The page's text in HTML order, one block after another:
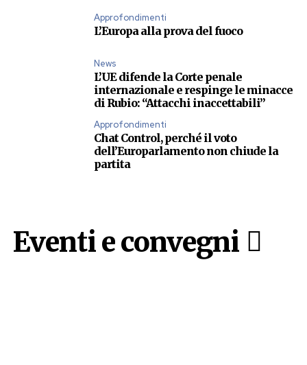
Approfondimenti
L’Europa alla prova del fuoco
News
L’UE difende la Corte penale
internazionale e respinge le minacce
di Rubio: “Attacchi inaccettabili”
Approfondimenti
Chat Control, perché il voto
dell’Europarlamento non chiude la
partita
Eventi e convegni